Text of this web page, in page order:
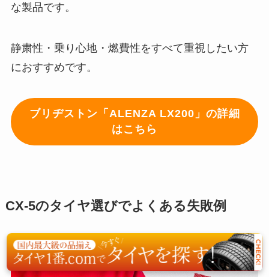
な製品です。
静粛性・乗り心地・燃費性をすべて重視したい方
におすすめです。
ブリヂストン「ALENZA LX200」の詳細
はこちら
CX-5のタイヤ選びでよくある失敗例